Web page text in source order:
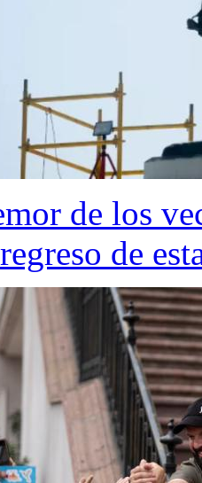
de los
de